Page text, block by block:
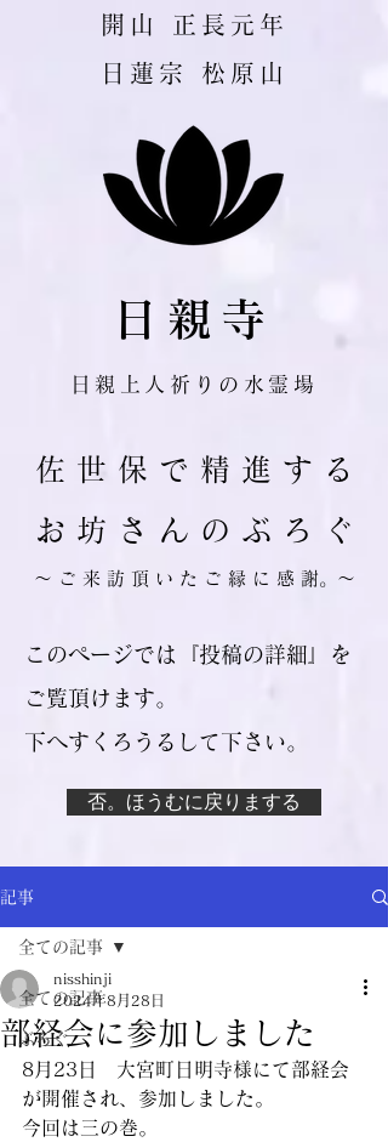
​開山 正長元年
日蓮宗 松原山
日親寺
日親上人祈りの水霊場
佐 世 保 で 精 進 す る
お 坊 さ ん の ぶ ろ ぐ
​～ ご 来 訪 頂 い た ご 縁 に 感 謝。～
このページでは『投稿の詳細』を
ご覧頂けます。
​下へすくろうるして下さい。
否。ほうむに戻りまする
記事
全ての記事
ぶろぐ
全ての記事
部経会に参加しました
nisshinji
2024年8月28日
8月23日　大宮町日明寺様にて部経会
が開催され、参加しました。
今回は三の巻。